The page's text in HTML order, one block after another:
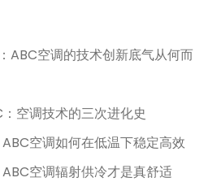
ABC空调的技术创新底气从何而
空调技术的三次进化史
空调如何在低温下稳定高效
空调辐射供冷才是真舒适